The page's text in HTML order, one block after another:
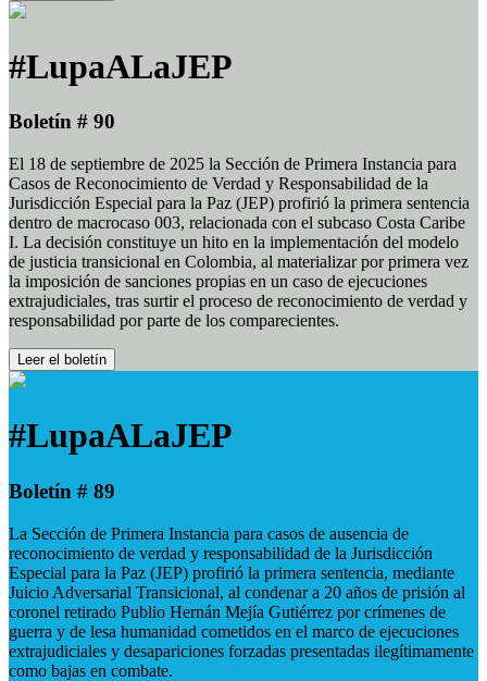
#LupaALaJEP
Boletín # 90
El 18 de septiembre de 2025 la Sección de Primera Instancia para
Casos de Reconocimiento de Verdad y Responsabilidad de la
Jurisdicción Especial para la Paz (JEP) profirió la primera sentencia
dentro de macrocaso 003, relacionada con el subcaso Costa Caribe
I. La decisión constituye un hito en la implementación del modelo
de justicia transicional en Colombia, al materializar por primera vez
la imposición de sanciones propias en un caso de ejecuciones
extrajudiciales, tras surtir el proceso de reconocimiento de verdad y
responsabilidad por parte de los comparecientes.
Leer el boletín
#LupaALaJEP
Boletín # 89
La Sección de Primera Instancia para casos de ausencia de
reconocimiento de verdad y responsabilidad de la Jurisdicción
Especial para la Paz (JEP) profirió la primera sentencia, mediante
Juicio Adversarial Transicional, al condenar a 20 años de prisión al
coronel retirado Publio Hernán Mejía Gutiérrez por crímenes de
guerra y de lesa humanidad cometidos en el marco de ejecuciones
extrajudiciales y desapariciones forzadas presentadas ilegítimamente
como bajas en combate.